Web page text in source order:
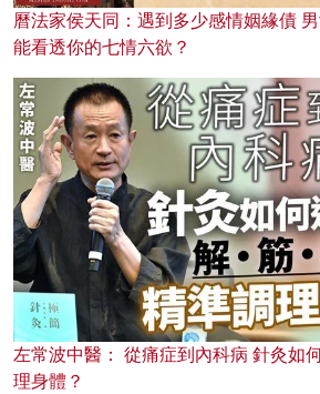
曆法家侯天同：遇到多少感情姻緣債
能看透你的七情六欲？
左常波中醫： 從痛症到內科病 針灸如
理身體？